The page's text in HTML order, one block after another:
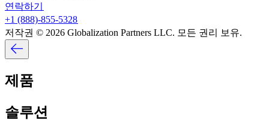
연락하기​​
+1 (888)-855-5328​​
저작권 © 2026 Globalization Partners LLC. 모든 권리 보유.​​
제품​​
솔루션​​